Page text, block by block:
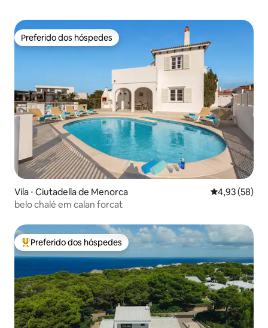
Preferido dos hóspedes
Preferido dos hóspedes
Vila ⋅ Ciutadella de Menorca 4,93 de uma
4,93 (58)
belo chalé em calan forcat
Entre os melhores preferidos dos hóspedes
Preferido dos hóspedes